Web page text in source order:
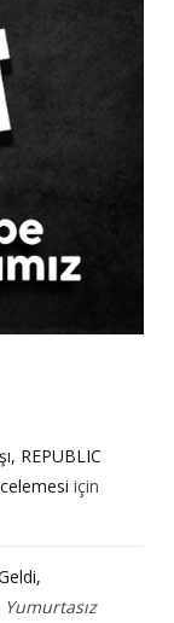
REPUBLIC
için
Yumurtasız